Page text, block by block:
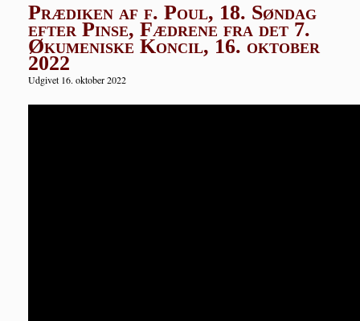
Prædiken af f. Poul, 18. Søndag
efter Pinse, Fædrene fra det 7.
Økumeniske Koncil, 16. oktober
2022
Udgivet 16. oktober 2022